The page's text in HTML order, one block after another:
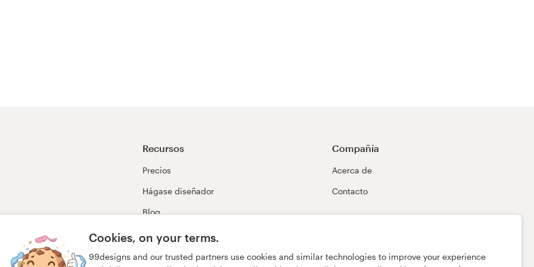
Cookies, on your terms.
99designs and our trusted partners use cookies and similar technologies to improve your experience
Recursos
Precios
Hágase diseñador
Blog
Compañía
Acerca de
Contacto